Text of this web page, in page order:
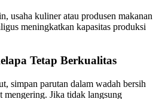
usaha kuliner atau produsen makanan
meningkatkan kapasitas produksi
Tetap Berkualitas
simpan parutan dalam wadah bersih
mengering. Jika tidak langsung